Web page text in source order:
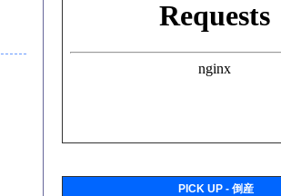
PICK UP - 倒産